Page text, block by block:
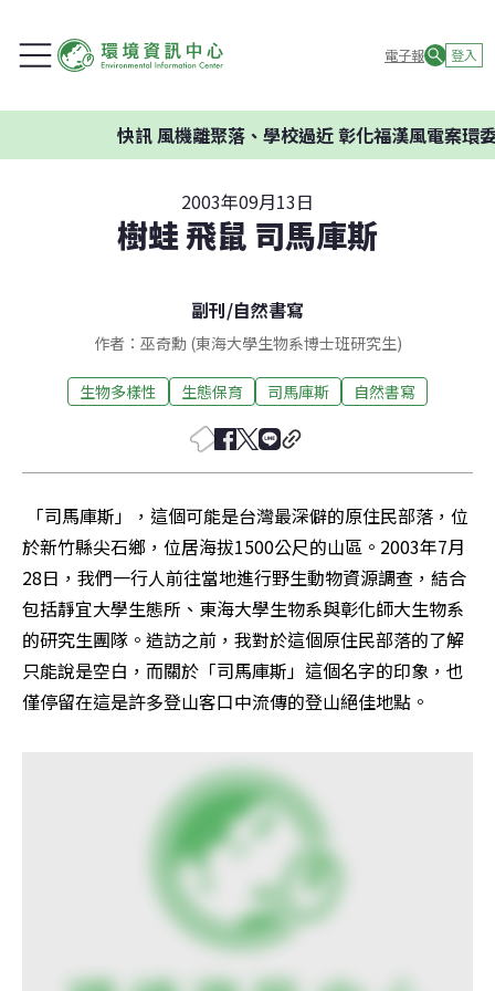
電子報 登入
風機離聚落、學校過近 彰化福漢風電案環委建議不
2003年09月13日
樹蛙 飛鼠 司馬庫斯
副刊/自然書寫
作者：巫奇勳 (東海大學生物系博士班研究生)
生物多樣性 生態保育 司馬庫斯 自然書寫
「司馬庫斯」，這個可能是台灣最深僻的原住民部落，位
於新竹縣尖石鄉，位居海拔1500公尺的山區。2003年7月
28日，我們一行人前往當地進行野生動物資源調查，結合
包括靜宜大學生態所、東海大學生物系與彰化師大生物系
的研究生團隊。造訪之前，我對於這個原住民部落的了解
只能說是空白，而關於「司馬庫斯」這個名字的印象，也
僅停留在這是許多登山客口中流傳的登山絕佳地點。